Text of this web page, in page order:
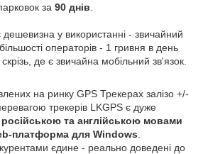
за 90 днів
у використанні - звичайний
операторів - 1 гривня в день
де є звичайна мобільний зв'язок.
на ринку GPS Трекерах залізо +/-
трекерів LKGPS є дуже
та англійською мовами
платформа для Windows
єдине - реально доведені до